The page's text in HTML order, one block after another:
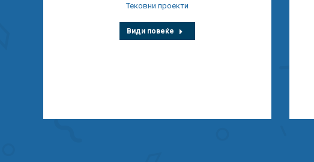
Тековни проекти
Види повеќе